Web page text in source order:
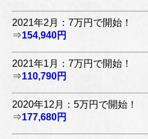
2021年2月：7万円で開始！
⇒154,940円
2021年1月：7万円で開始！
⇒110,790円
2020年12月：5万円で開始！
⇒177,680円